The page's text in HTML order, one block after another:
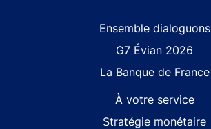
Ensemble dialoguons
G7 Évian 2026
La Banque de France
À votre service
Stratégie monétaire